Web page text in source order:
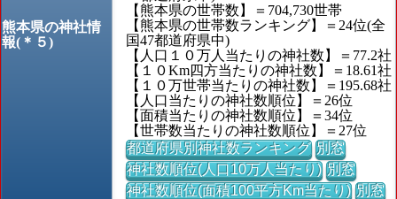
熊本県の神社情
報(＊５)
【熊本県の世帯数】＝704,730世帯
【熊本県の世帯数ランキング】＝24位(全
国47都道府県中)
【人口１０万人当たりの神社数】＝77.2社
【１０Km四方当たりの神社数】＝18.61社
【１０万世帯当たりの神社数】＝195.68社
【人口当たりの神社数順位】＝26位
【面積当たりの神社数順位】＝34位
【世帯数当たりの神社数順位】＝27位
都道府県別神社数ランキング 別窓
神社数順位(人口10万人当たり) 別窓
神社数順位(面積100平方Km当たり) 別窓